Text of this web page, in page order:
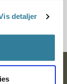
detaljer